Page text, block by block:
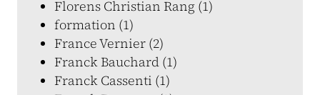
Florens Christian Rang (1)
formation (1)
France Vernier (2)
Franck Bauchard (1)
Franck Cassenti (1)